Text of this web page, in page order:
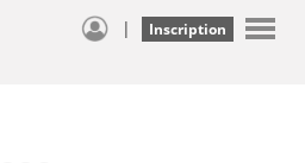
| Inscription